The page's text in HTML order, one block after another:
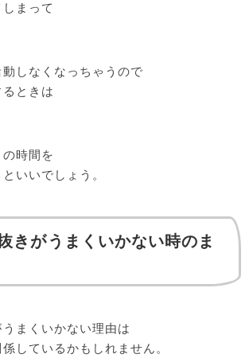
まって
しなくなっちゃうので
ときは
時間を
いいでしょう。
きがうまくいかない時のま
まくいかない理由は
しているかもしれません。